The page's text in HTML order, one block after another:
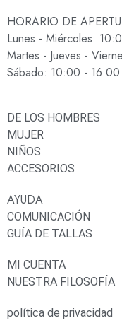
HORARIO DE
Lunes - Miércoles:
Martes - Jueves -
Sábado: 10:00 - 16:00
DE LOS HOMBRES
MUJER
NIÑOS
ACCESORIOS
AYUDA
COMUNICACIÓN
GUÍA DE TALLAS
MI CUENTA
NUESTRA FILOSOFÍA
política de privacidad